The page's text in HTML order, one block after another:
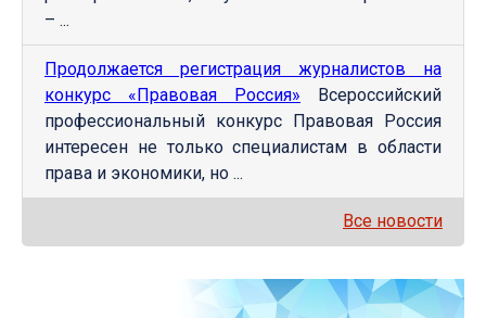
– ...
Продолжается регистрация журналистов на
конкурс «Правовая Россия» Всероссийский
профессиональный конкурс Правовая Россия
интересен не только специалистам в области
права и экономики, но ...
Все новости